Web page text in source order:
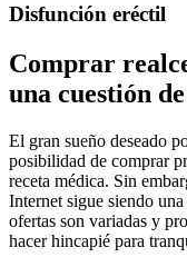
Disfunción eréctil
Comprar
una cuestión
El gran sueño deseado
posibilidad de comprar
receta médica. Sin
Internet sigue siendo
ofertas son variadas y
hacer hincapié para